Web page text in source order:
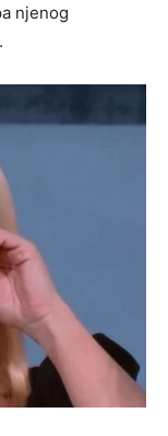
njenog